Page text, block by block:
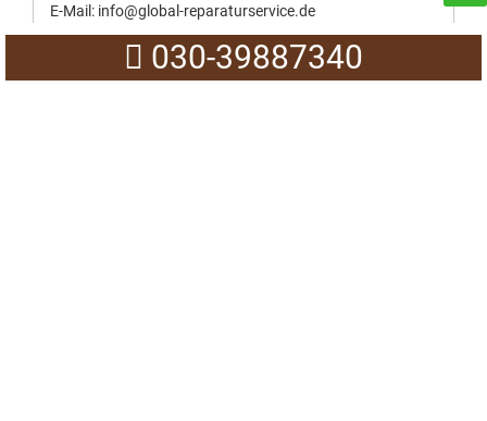
E-Mail: info@global-reparaturservice.de
030-39887340